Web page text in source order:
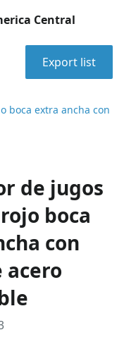
Central
Export list
boca extra ancha con
de jugos
boca
con